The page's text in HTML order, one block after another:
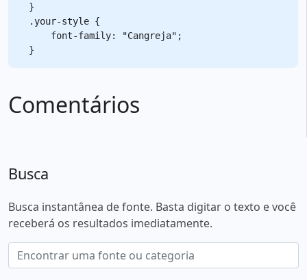
}
.your-style {
    font-family: "Cangreja";
Comentários
Busca
Busca instantânea de fonte. Basta digitar o texto e você
receberá os resultados imediatamente.